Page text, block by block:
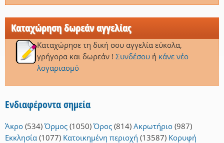
Καταχώρηση δωρεάν αγγελίας
Καταχώρησε τη δική σου αγγελία εύκολα,
γρήγορα και δωρεάν ! Συνδέσουή κάνε νέο
λογαριασμό
Ενδιαφέροντα σημεία
Άκρο (534) Όρμος (1050) Όρος (814) Ακρωτήριο (987)
Εκκλησία (1077) Κατοικημένη περιοχή (13587) Κορυφή